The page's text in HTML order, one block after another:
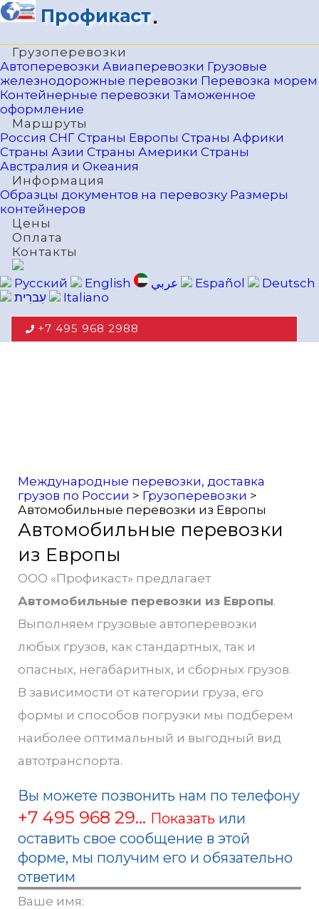
Профикаст
Грузоперевозки
Автоперевозки Авиаперевозки Грузовые
железнодорожные перевозки Перевозка морем
Контейнерные перевозки Таможенное
оформление
Маршруты
Россия СНГ Страны Европы Страны Африки
Страны Азии Страны Америки Страны
Австралия и Океания
Информация
Образцы документов на перевозку Размеры
контейнеров
Цены
Оплата
Контакты
Русский English عربي Español
Deutsch
עִברִית
Italiano
+7 495 968 2988
Международные перевозки, доставка
грузов по России > Грузоперевозки >
Автомобильные перевозки из Европы
Автомобильные перевозки
из Европы
ООО «Профикаст» предлагает
Автомобильные перевозки из Европы.
Выполняем грузовые автоперевозки
любых грузов, как стандартных, так и
опасных, негабаритных, и сборных грузов.
В зависимости от категории груза, его
формы и способов погрузки мы подберем
наиболее оптимальный и выгодный вид
автотранспорта.
Вы можете позвонить нам по телефону
+7 495 968 29... Показать или
оставить свое сообщение в этой
форме, мы получим его и обязательно
ответим
Ваше имя: